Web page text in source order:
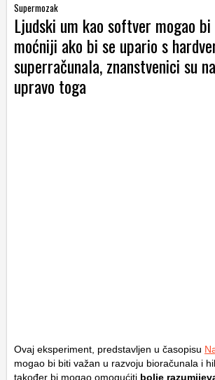
Supermozak
Ljudski um kao softver mogao
moćniji ako bi se upario s
superračunala, znanstvenici su
upravo toga
Ovaj eksperiment, predstavljen u časopisu
mogao bi biti važan u razvoju bioračunala i
također bi mogao omogućiti bolje